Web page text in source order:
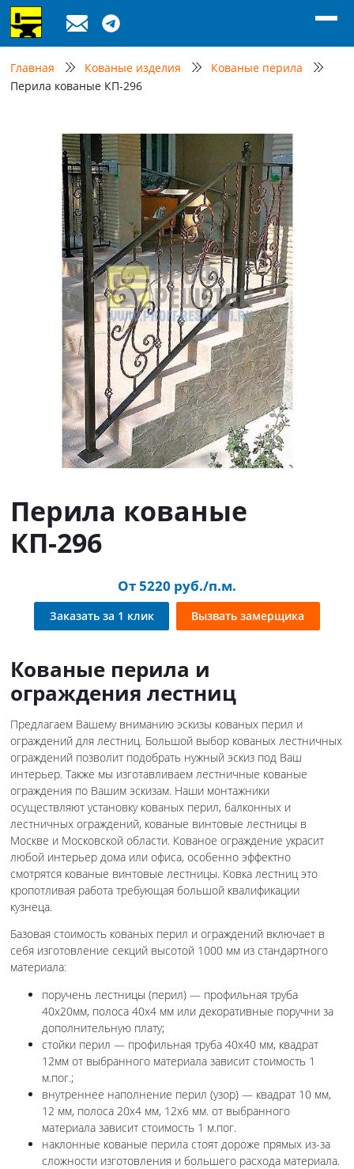
Главная Кованые изделия
Кованые перила
Перила кованые КП-296
Перила кованые
КП-296
От 5220 руб./п.м.
Заказать за 1 клик Вызвать замерщика
Кованые перила и
ограждения лестниц
Предлагаем Вашему вниманию эскизы кованых перил и
ограждений для лестниц. Большой выбор кованых лестничных
ограждений позволит подобрать нужный эскиз под Ваш
интерьер. Также мы изготавливаем лестничные кованые
ограждения по Вашим эскизам. Наши монтажники
осуществляют установку кованых перил, балконных и
лестничных ограждений, кованые винтовые лестницы в
Москве и Московской области. Кованое ограждение украсит
любой интерьер дома или офиса, особенно эффектно
смотрятся кованые винтовые лестницы. Ковка лестниц это
кропотливая работа требующая большой квалификации
кузнеца.
Базовая стоимость кованых перил и ограждений включает в
себя изготовление секций высотой 1000 мм из стандартного
материала:
поручень лестницы (перил) — профильная труба
40х20мм, полоса 40х4 мм или декоративные поручни за
дополнительную плату;
стойки перил — профильная труба 40х40 мм, квадрат
12мм от выбранного материала зависит стоимость 1
м.пог.;
внутреннее наполнение перил (узор) — квадрат 10 мм,
12 мм, полоса 20х4 мм, 12х6 мм. от выбранного
материала зависит стоимость 1 м.пог.
наклонные кованые перила стоят дороже прямых из-за
сложности изготовления и большего расхода материала.